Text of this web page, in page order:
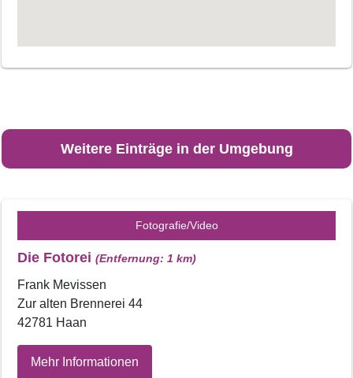
Weitere Einträge in der Umgebung
Fotografie/Video
Die Fotorei (Entfernung: 1 km)
Frank Mevissen
Zur alten Brennerei 44
42781 Haan
Mehr Informationen